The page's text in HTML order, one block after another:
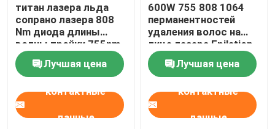
титан лазера льда
сопрано лазера 808
Nm диода длины
волны тройки 755nm
1600W
Лучшая цена
контактные
данные
600W 755 808 1064
перманентностей
удаления волос на
лице лазера Epilation
длины волны диода
тройныхЛучшая цена
контактные
данные